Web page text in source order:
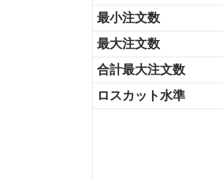
最小注文数
最大注文数
合計最大注文数
ロスカット水準